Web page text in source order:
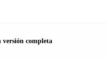
completa